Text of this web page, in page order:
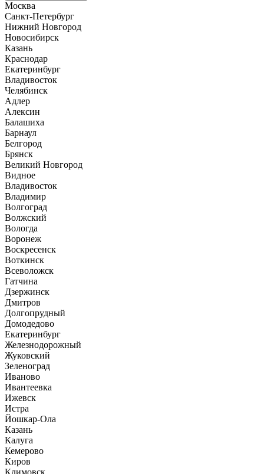
Москва
Санкт-Петербург
Нижний Новгород
Новосибирск
Казань
Краснодар
Екатеринбург
Владивосток
Челябинск
Адлер
Алексин
Балашиха
Барнаул
Белгород
Брянск
Великий Новгород
Видное
Владивосток
Владимир
Волгоград
Волжский
Вологда
Воронеж
Воскресенск
Воткинск
Всеволожск
Гатчина
Дзержинск
Дмитров
Долгопрудный
Домодедово
Екатеринбург
Железнодорожный
Жуковский
Зеленоград
Иваново
Ивантеевка
Ижевск
Истра
Йошкар-Ола
Казань
Калуга
Кемерово
Киров
Климовск